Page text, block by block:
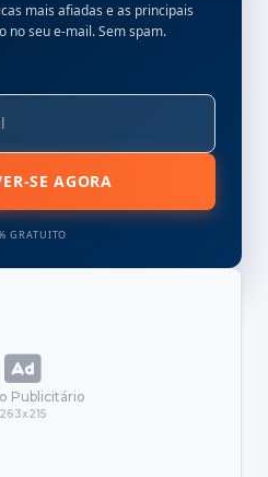
mais afiadas e as principais
no seu e-mail. Sem spam.
SE AGORA
GRATUITO
Publicitário
263x215